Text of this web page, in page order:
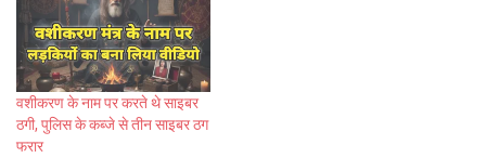
वशीकरण के नाम पर करते थे साइबर
ठगी, पुलिस के कब्जे से तीन साइबर ठग
फरार